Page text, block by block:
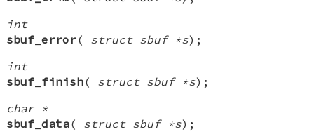
int
sbuf_error( struct sbuf *s);
int
sbuf_finish( struct sbuf *s);
char *
sbuf_data( struct sbuf *s);